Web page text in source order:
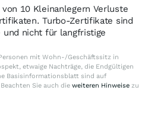
10 Kleinanlegern Verluste
Turbo-Zertifikate sind
und nicht für langfristige
mit Wohn-/Geschäftssitz in
etwaige Nachträge, die Endgültigen
Basisinformationsblatt sind auf
Sie auch die weiteren Hinweise zu